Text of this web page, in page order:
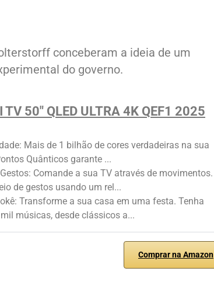
conceberam a ideia de um
do governo.
50" QLED ULTRA 4K QEF1 2025
Mais de 1 bilhão de cores verdadeiras na sua
Quânticos garante ...
Comande a sua TV através de movimentos.
de gestos usando um rel...
Transforme a sua casa em uma festa. Tenha
músicas, desde clássicos a...
Comprar na Amazon